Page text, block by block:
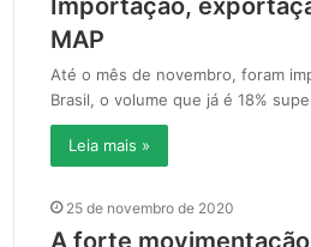
Importação,
MAP
Até o mês de novembro, foram
Brasil, o volume que já é 18%
Leia mais »
25 de novembro de 2020
A forte